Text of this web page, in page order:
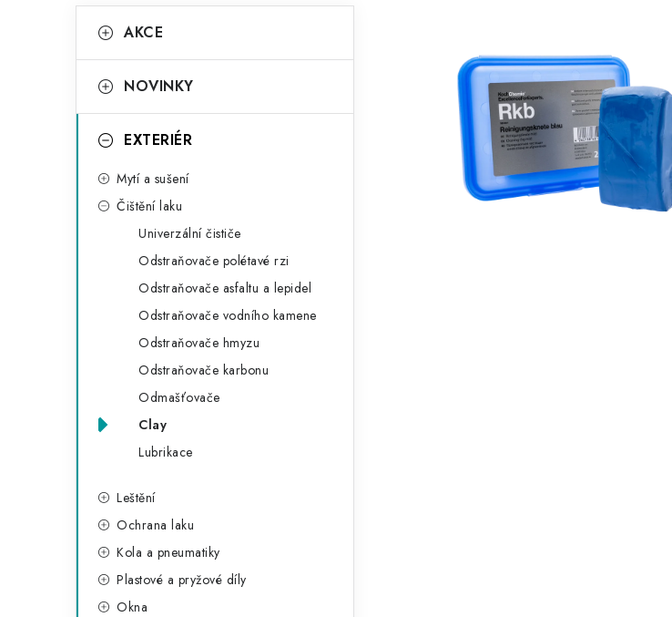
o
t
kategorie
a
e
AKCE
NOVINKY
EXTERIÉR
Mytí a sušení
Čištění laku
Univerzální čističe
Odstraňovače polétavé rzi
Odstraňovače asfaltu a lepidel
Odstraňovače vodního kamene
Odstraňovače hmyzu
Odstraňovače karbonu
Odmašťovače
Clay
Lubrikace
Leštění
Ochrana laku
Kola a pneumatiky
Plastové a pryžové díly
Okna